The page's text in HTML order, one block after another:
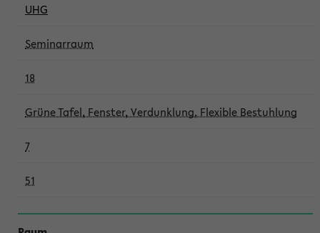
UHG
Seminarraum
18
Grüne Tafel, Fenster, Verdunklung, Flexible Bestuhlung
7
51